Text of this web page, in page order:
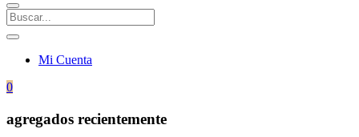
Mi Cuenta
0
agregados recientemente